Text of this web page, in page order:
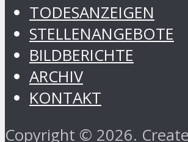
TODESANZEIGEN
STELLENANGEBOTE
BILDBERICHTE
ARCHIV
KONTAKT
Copyright © 2026.